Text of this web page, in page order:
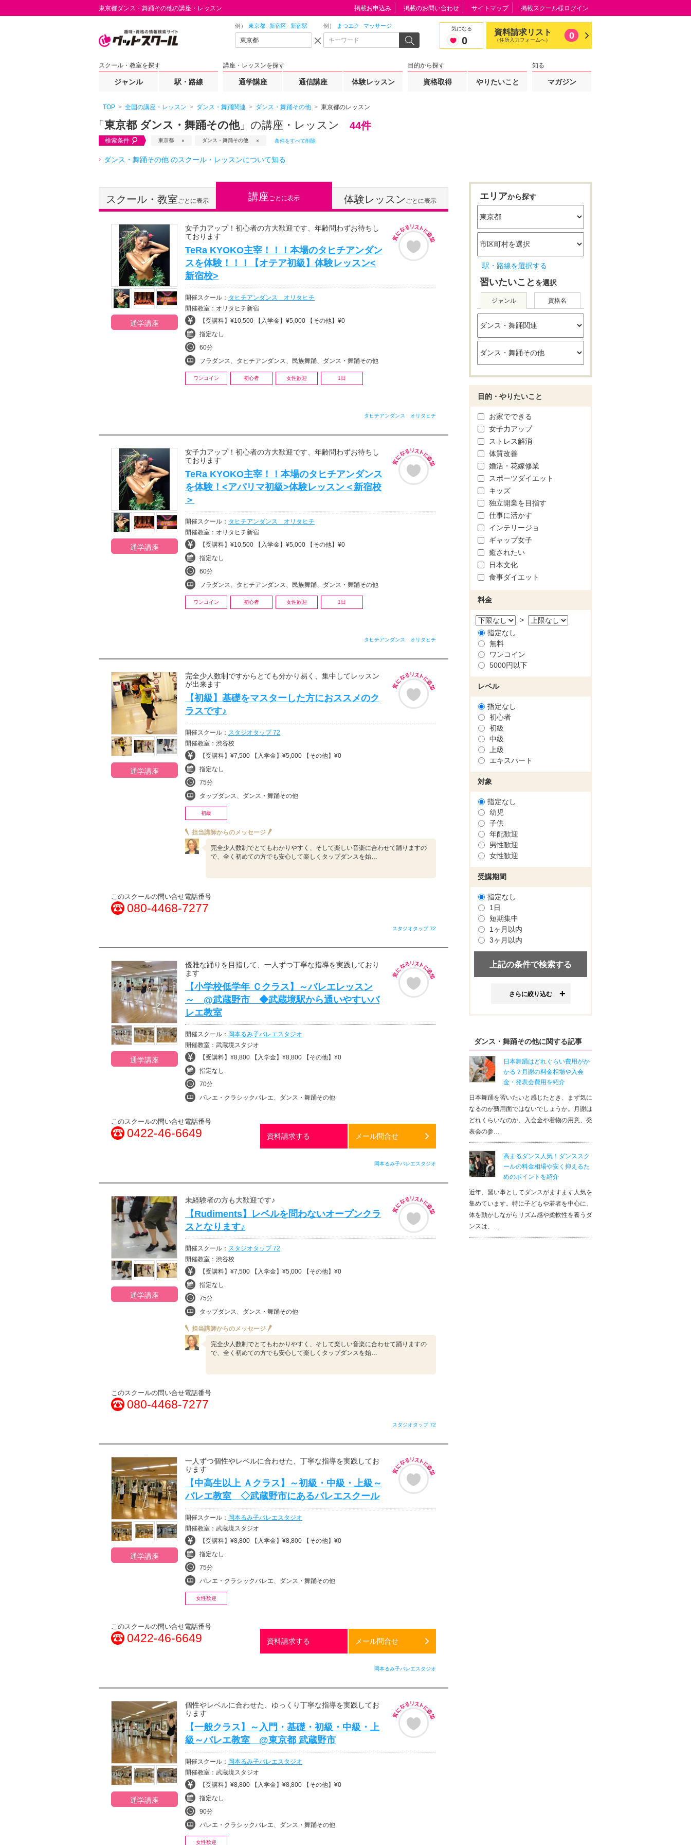
東京都ダンス・舞踊その他の講座・レッスン
例） 東京都 新宿区 新宿駅 例） まつエク マッサージ 気になる
0
資料請求リスト
（住所入力フォームへ） 0
スクール・教室を探す
ジャンル 駅・路線
講座・レッスンを探す
通学講座 通信講座 体験レッスン
目的から探す
資格取得 やりたいこと
知る
マガジン
掲載お申込み 掲載のお問い合わせ サイトマップ 掲載スクール様ログイン
TOP 全国の講座・レッスン ダンス・舞踊関連 ダンス・舞踊その他 東京都のレッスン
「 東京都 ダンス・舞踊その他」の講座・レッスン 44件
検索条件 東京都 ダンス・舞踊その他 条件をすべて削除
ダンス・舞踊その他 のスクール・レッスンについて知る
スクール・教室ごとに表示 講座ごとに表示 体験レッスンごとに表示
通学講座
女子力アップ！初心者の方大歓迎です、年齢問わずお待ちし
ております
TeRa KYOKO主宰！！！本場のタヒチアンダン
スを体験！！！【オテア初級】体験レッスン<
新宿校>
開催スクール： タヒチアンダンス オリタヒチ
開催教室：オリタヒチ新宿
【受講料】¥10,500 【入学金】¥5,000 【その他】¥0
指定なし
60分
フラダンス、タヒチアンダンス、民族舞踊、ダンス・舞踊その他
ワンコイン 初心者 女性歓迎 1日
タヒチアンダンス オリタヒチ
通学講座
女子力アップ！初心者の方大歓迎です、年齢問わずお待ちし
ております
TeRa KYOKO主宰！！本場のタヒチアンダンス
を体験！<アパリマ初級>体験レッスン＜新宿校
＞
開催スクール： タヒチアンダンス オリタヒチ
開催教室：オリタヒチ新宿
【受講料】¥10,500 【入学金】¥5,000 【その他】¥0
指定なし
60分
フラダンス、タヒチアンダンス、民族舞踊、ダンス・舞踊その他
ワンコイン 初心者 女性歓迎 1日
タヒチアンダンス オリタヒチ
通学講座
完全少人数制ですからとても分かり易く、集中してレッスン
が出来ます
【初級】基礎をマスターした方におススメのク
ラスです♪
開催スクール： スタジオタップ 72
開催教室：渋谷校
【受講料】¥7,500 【入学金】¥5,000 【その他】¥0
指定なし
75分
タップダンス、ダンス・舞踊その他
初級
担当講師からのメッセージ
完全少人数制でとてもわかりやすく、そして楽しい音楽に合わせて踊りますの
で、全く初めての方でも安心して楽しくタップダンスを始…
このスクールの問い合せ電話番号
080-4468-7277
スタジオタップ 72
通学講座
優雅な踊りを目指して、一人ずつ丁寧な指導を実践しており
ます
【小学校低学年 Ｃクラス】～バレエレッスン
～ @武蔵野市 ◆武蔵境駅から通いやすいバ
レエ教室
開催スクール： 岡本るみ子バレエスタジオ
開催教室：武蔵境スタジオ
【受講料】¥8,800 【入学金】¥8,800 【その他】¥0
指定なし
70分
バレエ・クラシックバレエ、ダンス・舞踊その他
このスクールの問い合せ電話番号
0422-46-6649 資料請求する メール問合せ
岡本るみ子バレエスタジオ
通学講座
未経験者の方も大歓迎です♪
【Rudiments】レベルを問わないオープンクラ
スとなります♪
開催スクール： スタジオタップ 72
開催教室：渋谷校
【受講料】¥7,500 【入学金】¥5,000 【その他】¥0
指定なし
75分
タップダンス、ダンス・舞踊その他
担当講師からのメッセージ
完全少人数制でとてもわかりやすく、そして楽しい音楽に合わせて踊りますの
で、全く初めての方でも安心して楽しくタップダンスを始…
このスクールの問い合せ電話番号
080-4468-7277
スタジオタップ 72
通学講座
一人ずつ個性やレベルに合わせた、丁寧な指導を実践してお
ります
【中高生以上 Ａクラス】～初級・中級・上級～
バレエ教室 ◇武蔵野市にあるバレエスクール
開催スクール： 岡本るみ子バレエスタジオ
開催教室：武蔵境スタジオ
【受講料】¥8,800 【入学金】¥8,800 【その他】¥0
指定なし
75分
バレエ・クラシックバレエ、ダンス・舞踊その他
女性歓迎
このスクールの問い合せ電話番号
0422-46-6649 資料請求する メール問合せ
岡本るみ子バレエスタジオ
通学講座
個性やレベルに合わせた、ゆっくり丁寧な指導を実践してお
ります
【一般クラス】～入門・基礎・初級・中級・上
級～バレエ教室 @東京都 武蔵野市
開催スクール： 岡本るみ子バレエスタジオ
開催教室：武蔵境スタジオ
【受講料】¥8,800 【入学金】¥8,800 【その他】¥0
指定なし
90分
バレエ・クラシックバレエ、ダンス・舞踊その他
女性歓迎
エリアから探す
駅・路線を選択する
習いたいこと を選択
ジャンル 資格名
目的・やりたいこと
お家でできる
女子力アップ
ストレス解消
体質改善
婚活・花嫁修業
スポーツダイエット
キッズ
独立開業を目指す
仕事に活かす
インテリージョ
ギャップ女子
癒されたい
日本文化
食事ダイエット
料金
>
指定なし
無料
ワンコイン
5000円以下
レベル
指定なし
初心者
初級
中級
上級
エキスパート
対象
指定なし
幼児
子供
年配歓迎
男性歓迎
女性歓迎
受講期間
指定なし
1日
短期集中
1ヶ月以内
3ヶ月以内
さらに絞り込む
ダンス・舞踊その他に関する記事
日本舞踊はどれぐらい費用がか
かる？月謝の料金相場や入会
金・発表会費用を紹介
日本舞踊を習いたいと感じたとき、まず気に
なるのが費用面ではないでしょうか。月謝は
どれくらいなのか、入会金や着物の用意、発
表会の参…
高まるダンス人気！ダンススク
ールの料金相場や安く抑えるた
めのポイントを紹介
近年、習い事としてダンスがますます人気を
集めています。特に子どもや若者を中心に、
体を動かしながらリズム感や柔軟性を養うダ
ンスは、…